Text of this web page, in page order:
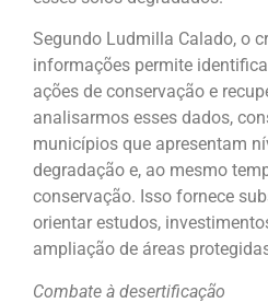
Segundo Ludmilla Calado, o
informações permite
ações de conservação e
analisarmos esses dados,
municípios que apresentam
degradação e, ao mesmo
conservação. Isso fornece
orientar estudos,
ampliação de áreas
Combate à desertificação